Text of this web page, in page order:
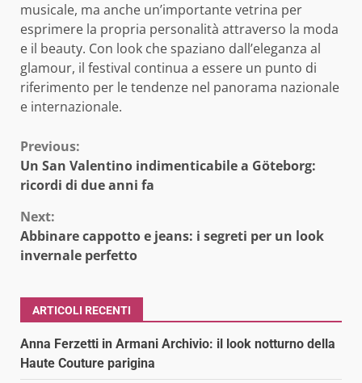
musicale, ma anche un’importante vetrina per
esprimere la propria personalità attraverso la moda
e il beauty. Con look che spaziano dall’eleganza al
glamour, il festival continua a essere un punto di
riferimento per le tendenze nel panorama nazionale
e internazionale.
Continue
Reading
Previous:
Un San Valentino indimenticabile a Göteborg:
ricordi di due anni fa
Next:
Abbinare cappotto e jeans: i segreti per un look
invernale perfetto
ARTICOLI RECENTI
Anna Ferzetti in Armani Archivio: il look notturno della
Haute Couture parigina